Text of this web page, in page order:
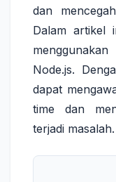
dan
Dalam artikel
Node.js.
dapat
time dan
terjadi masalah.